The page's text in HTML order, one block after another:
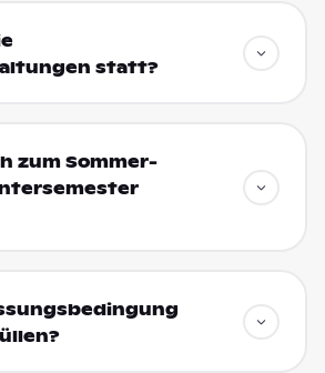
statt?
zum Sommer-